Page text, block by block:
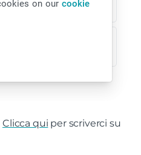
Clicca qui per scriverci su